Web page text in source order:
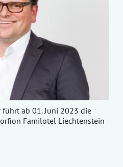
führt ab 01. Juni 2023 die
Familotel Liechtenstein